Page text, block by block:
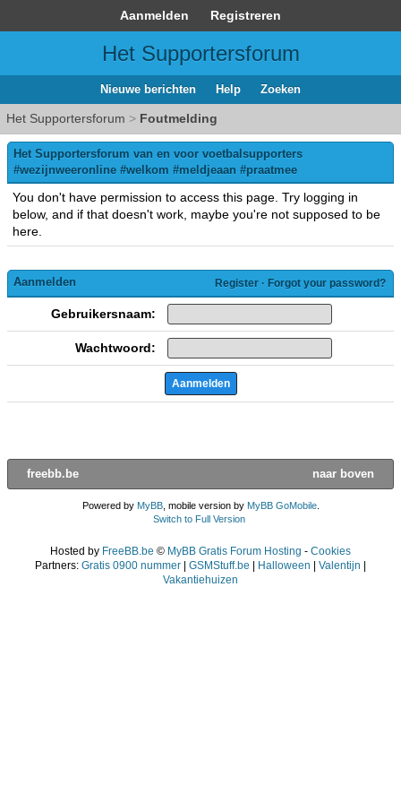
Aanmelden Registreren
Het Supportersforum
Nieuwe berichten Help Zoeken
Het Supportersforum > Foutmelding
Het Supportersforum van en voor voetbalsupporters
#wezijnweeronline #welkom #meldjeaan #praatmee
You don't have permission to access this page. Try logging in
below, and if that doesn't work, maybe you're not supposed to be
here.
Register · Forgot your password?
Aanmelden
Gebruikersnaam:
Wachtwoord:
naar boven
freebb.be
Powered by MyBB, mobile version by MyBB GoMobile.
Switch to Full Version
Hosted by FreeBB.be © MyBB Gratis Forum Hosting - Cookies
Partners: Gratis 0900 nummer GSMStuff.be Halloween Valentijn
Vakantiehuizen